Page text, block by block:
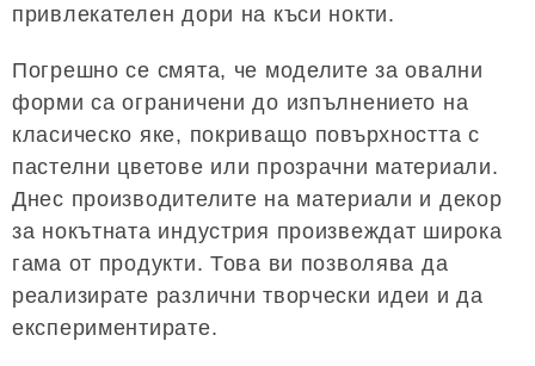
привлекателен дори на къси нокти.
Погрешно се смята, че моделите за овални
форми са ограничени до изпълнението на
класическо яке, покриващо повърхността с
пастелни цветове или прозрачни материали.
Днес производителите на материали и декор
за нокътната индустрия произвеждат широка
гама от продукти. Това ви позволява да
реализирате различни творчески идеи и да
експериментирате.